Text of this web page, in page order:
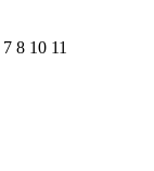
8 10 11